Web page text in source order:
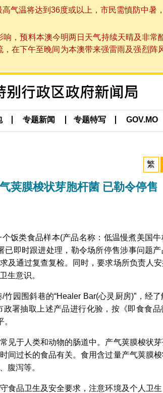
气温将达到36度或以上，市民需慎防中
，预料本澳今明两日天气持续天晴及非
在下午至晚间为本澳带来强雷雨及强烈
专题新闻 专题特写 GOV.MO
繁
荚膜梭状芽胞杆菌 已勒令停售
饭类食品样本(产品名称：低温慢煮美国
即时跟进处理，勒令场所停售涉事问题
及通过复查复检。同时，要求场所负责人
生意识。
园围斜巷的“Healer Bar(心灵厨房)”，经
政署抽取上述产品进行化验，按《即食食
见于人类和动物的肠道中。产气荚膜梭状
间过长的食品有关。食用含过量产气荚膜
腹泻等。
食品卫生及安全要求，注意环境及个人卫